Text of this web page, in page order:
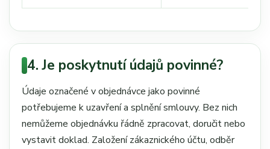
4. Je poskytnutí údajů povinné?
Údaje označené v objednávce jako povinné
potřebujeme k uzavření a splnění smlouvy. Bez nich
nemůžeme objednávku řádně zpracovat, doručit nebo
vystavit doklad. Založení zákaznického účtu, odběr